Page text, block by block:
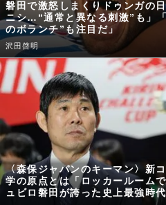
磐田で激怒しまくりドゥンガの
ニシ…“通常と異なる刺激”も」
のボランチ”も注目だ」
沢田啓明
〈森保ジャパンのキーマン〉新
学の原点とは「ロッカールーム
ュビロ磐田が誇った史上最強時